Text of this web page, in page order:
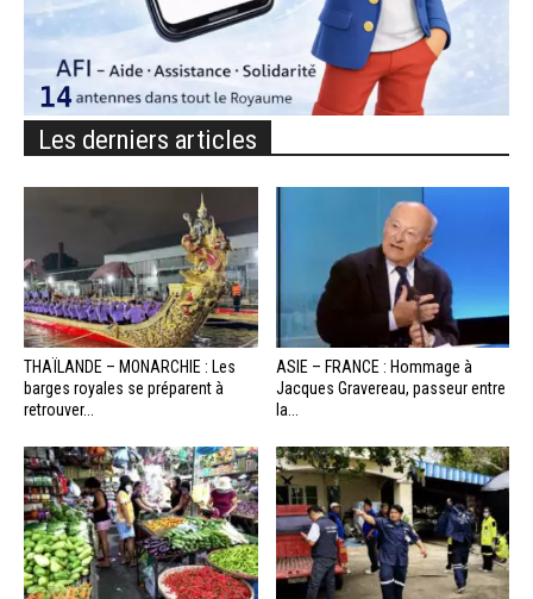
Les derniers articles
THAÏLANDE – MONARCHIE : Les
barges royales se préparent à
retrouver...
ASIE – FRANCE : Hommage à
Jacques Gravereau, passeur entre
la...